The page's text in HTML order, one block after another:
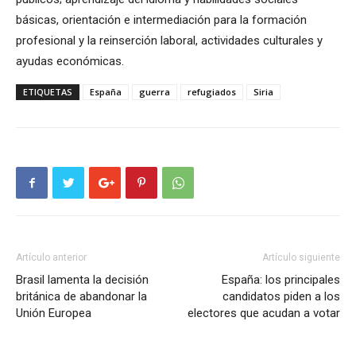
básicas, orientación e intermediación para la formación
profesional y la reinserción laboral, actividades culturales y
ayudas económicas.
ETIQUETAS España guerra refugiados Siria
Artículo anterior
Brasil lamenta la decisión
británica de abandonar la
Unión Europea
Artículo siguiente
España: los principales
candidatos piden a los
electores que acudan a votar